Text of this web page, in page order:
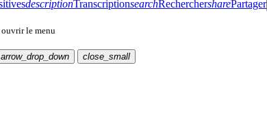
descriptionTranscriptionsearchRecherchersharePartager
le menu
arrow_drop_down close_small